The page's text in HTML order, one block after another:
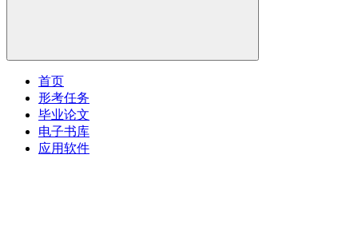
首页
形考任务
毕业论文
电子书库
应用软件